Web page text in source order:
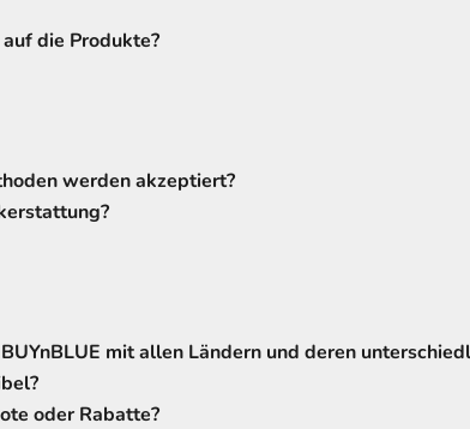
die Produkte?
werden akzeptiert?
mit allen Ländern und deren
oder Rabatte?